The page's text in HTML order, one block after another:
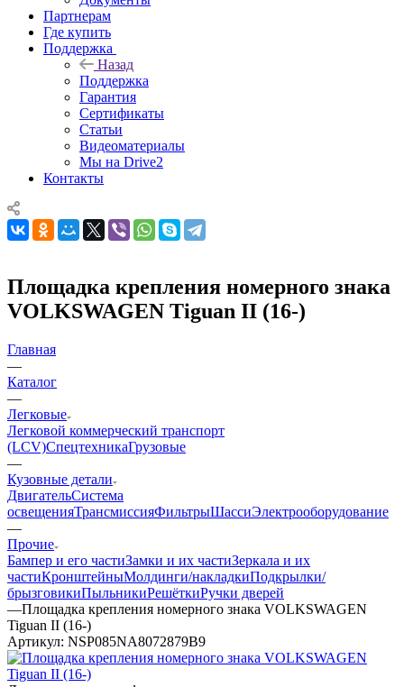
Партнерам
Где купить
Поддержка
Назад
Поддержка
Гарантия
Сертификаты
Статьи
Видеоматериалы
Мы на Drive2
Контакты
Площадка крепления номерного знака
VOLKSWAGEN Tiguan II (16-)
Главная
—
Каталог
—
Легковые
Легковой коммерческий транспорт
(LCV)СпецтехникаГрузовые
—
Кузовные детали
ДвигательСистема
освещенияТрансмиссияФильтрыШассиЭлектрооборудование
—
Прочие
Бампер и его частиЗамки и их частиЗеркала и их
частиКронштейныМолдинги/накладкиПодкрылки/
брызговикиПыльникиРешёткиРучки дверей
—Площадка крепления номерного знака VOLKSWAGEN
Tiguan II (16-)
Артикул: NSP085NA8072879B9